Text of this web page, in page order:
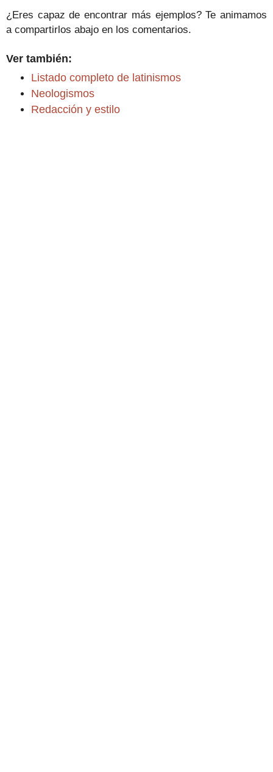
¿Eres capaz de encontrar más ejemplos? Te animamos
a compartirlos abajo en los comentarios.
Ver también:
Listado completo de latinismos
Neologismos
Redacción y estilo